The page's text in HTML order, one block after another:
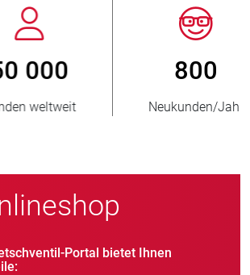
Jahr
> 3 500 000
verkaufte Einheiten
Portal bietet Ihnen